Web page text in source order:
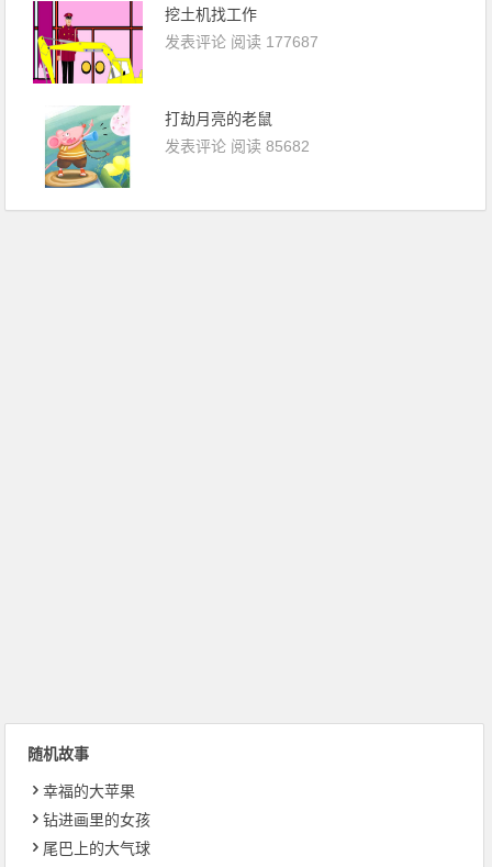
挖土机找工作
发表评论 阅读 177687
打劫月亮的老鼠
发表评论 阅读 85682
随机故事
幸福的大苹果
钻进画里的女孩
尾巴上的大气球